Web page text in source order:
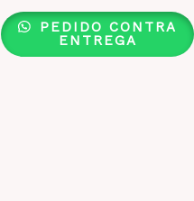
PEDIDO CONTRA
ENTREGA